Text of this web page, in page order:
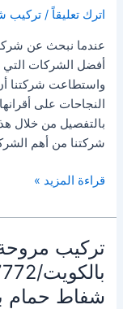
المركزي
اترك تعليقاً /تركيب
عندما نبحث عن
أفضل الشركات التي
واستطاعت شركتنا
النجاحات على
بالتفصيل من خلال
شركتنا من أهم
شفاطات
بالكويت/60497772/
أسعار
شفاطات
المطاعم
بالكويت
قراءة المزيد »
تركيب
شفاط حمام